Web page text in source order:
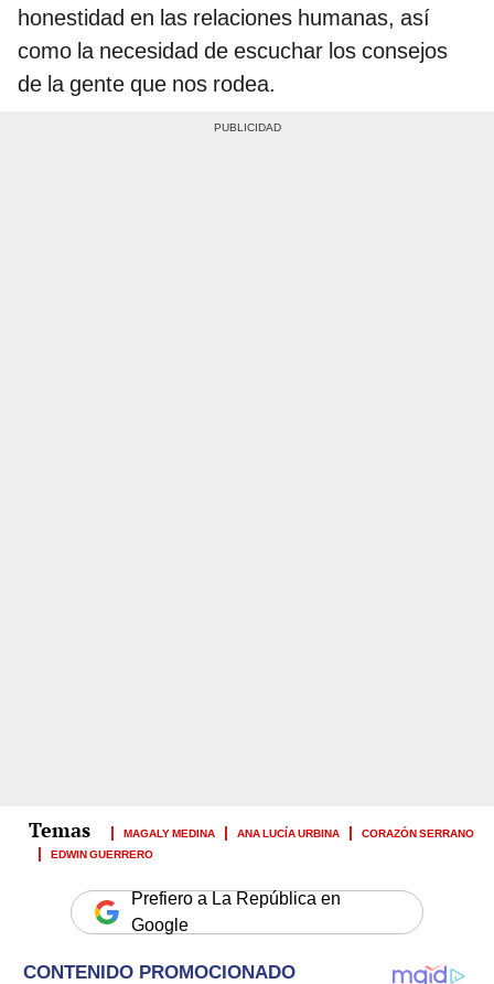
honestidad en las relaciones humanas, así
como la necesidad de escuchar los consejos
de la gente que nos rodea.
MAGALY MEDINA ANA LUCÍA URBINA
CORAZÓN SERRANO
EDWIN GUERRERO
Prefiero a La República en
Google